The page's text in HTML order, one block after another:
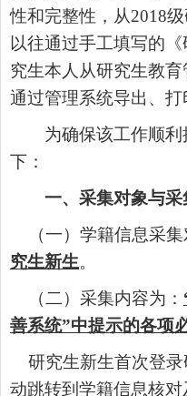
性和完整性，从2018
以往通过手工填写的
究生本人从研究生教
通过管理系统导出、打
为确保该工作顺
下：
一、采集对象与采
（一） 学籍信息采集
究生新生。
（二） 采集内容为 ：
善系统”中提示的各项
研究生新生首次登录
动跳转到学籍信息核